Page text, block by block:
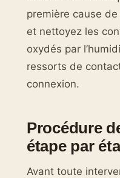
première cause
et nettoyez les
oxydés par
ressorts de
connexion.
Procédure
étape par
Avant toute